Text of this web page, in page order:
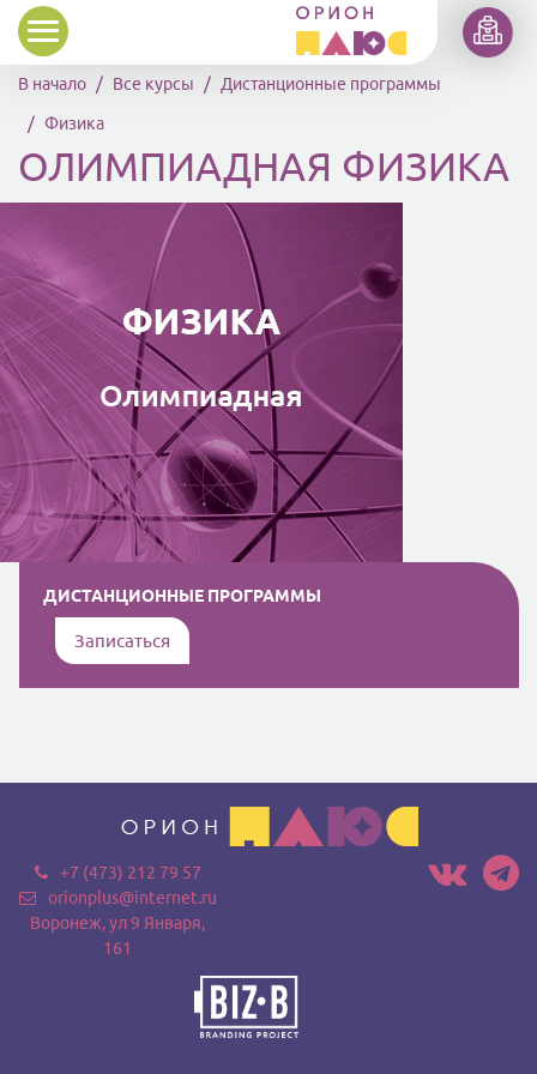
Перейти к основному содержанию
В начало Все курсы Дистанционные программы
Физика
ОЛИМПИАДНАЯ ФИЗИКА
ДИСТАНЦИОННЫЕ ПРОГРАММЫ
Записаться
+7 (473) 212 79 57
orionplus@internet.ru
Воронеж, ул 9 Января,
161